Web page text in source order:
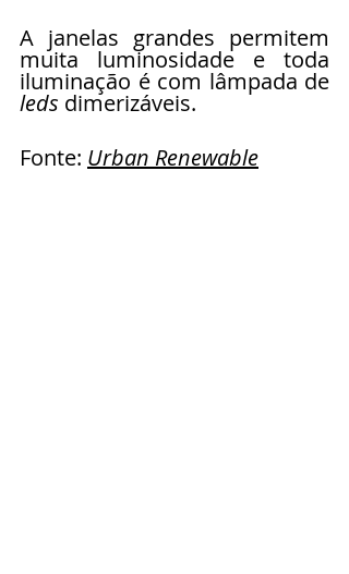
A janelas grandes permitem
muita luminosidade e toda
leds dimerizáveis.
Fonte: Urban Renewable